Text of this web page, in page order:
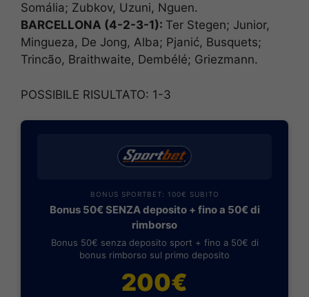
Somália; Zubkov, Uzuni, Nguen.
BARCELLONA (4-2-3-1): Ter Stegen; Junior,
Mingueza, De Jong, Alba; Pjanić, Busquets;
Trincão, Braithwaite, Dembélé; Griezmann.
POSSIBILE RISULTATO: 1-3
BONUS SPORTBET: 100€ SUBITO
Bonus 50€ SENZA deposito + fino a 50€ di
rimborso
Bonus 50€ senza deposito sport + fino a 50€ di
bonus rimborso sul primo deposito
200€